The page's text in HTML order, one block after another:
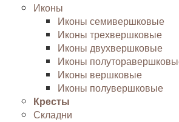
Иконы
Иконы семивершковые
Иконы трехвершковые
Иконы двухвершковые
Иконы
Иконы вершковые
Иконы полувершковые
Кресты
Складни